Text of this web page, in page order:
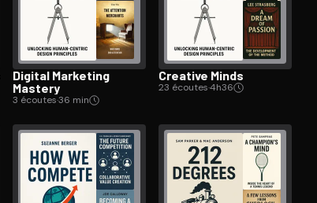
Digital Marketing
Mastery
3 écoutes·36 min
Creative Minds
23 écoutes·4h36